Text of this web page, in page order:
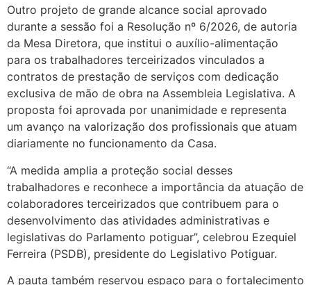
Outro projeto de grande alcance social aprovado
durante a sessão foi a Resolução nº 6/2026, de autoria
da Mesa Diretora, que institui o auxílio-alimentação
para os trabalhadores terceirizados vinculados a
contratos de prestação de serviços com dedicação
exclusiva de mão de obra na Assembleia Legislativa. A
proposta foi aprovada por unanimidade e representa
um avanço na valorização dos profissionais que atuam
diariamente no funcionamento da Casa.
“A medida amplia a proteção social desses
trabalhadores e reconhece a importância da atuação de
colaboradores terceirizados que contribuem para o
desenvolvimento das atividades administrativas e
legislativas do Parlamento potiguar”, celebrou Ezequiel
Ferreira (PSDB), presidente do Legislativo Potiguar.
A pauta também reservou espaço para o fortalecimento